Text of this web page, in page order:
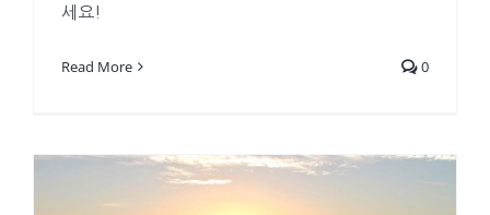
세요!
Read More 0